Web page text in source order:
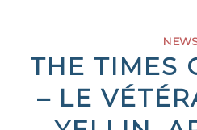
THE TIMES
– LE